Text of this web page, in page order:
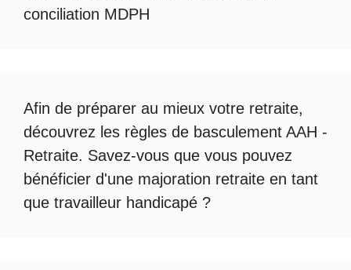
conciliation MDPH
Afin de préparer au mieux votre retraite,
découvrez les règles de basculement AAH -
Retraite. Savez-vous que vous pouvez
bénéficier d'une majoration retraite en tant
que travailleur handicapé ?